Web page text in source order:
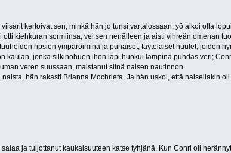
kertoivat sen, minkä hän jo tunsi vartalossaan; yö alkoi olla
kiehkuran sormiinsa, vei sen nenälleen ja aisti vihreän omenan
ripsien ympäröiminä ja punaiset, täyteläiset huulet, joiden
kaulan, jonka silkinohuen ihon läpi huokui lämpinä puhdas veri;
veren suussaan, maistanut siinä naisen nautinnon.
hän rakasti Brianna Mochrieta. Ja hän uskoi, että naisellakin
ja tuijottanut kaukaisuuteen katse tyhjänä. Kun Conri oli